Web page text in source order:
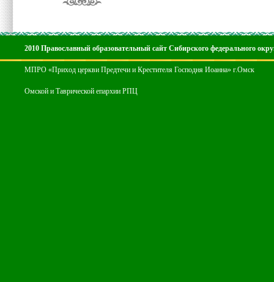
2010 Православный образовательный сайт Сибирского федерального
МПРО «Приход церкви Предтечи и Крестителя Господня Иоанна» г.Омск
Омской и Таврической епархии РПЦ